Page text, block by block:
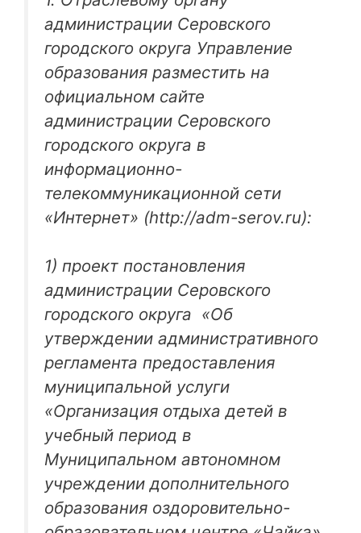
администрации Серовского
городского округа Управление
образования разместить на
официальном сайте
администрации Серовского
городского округа в
информационно-
телекоммуникационной сети
«Интернет» (http://adm-serov.ru):
1) проект постановления
администрации Серовского
городского округа «Об
утверждении административного
регламента предоставления
муниципальной услуги
«Организация отдыха детей в
учебный период в
Муниципальном автономном
учреждении дополнительного
образования оздоровительно-